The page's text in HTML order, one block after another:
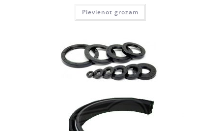
Pievienot grozam